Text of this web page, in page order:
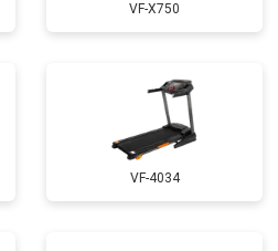
VF-X750
VF-4034